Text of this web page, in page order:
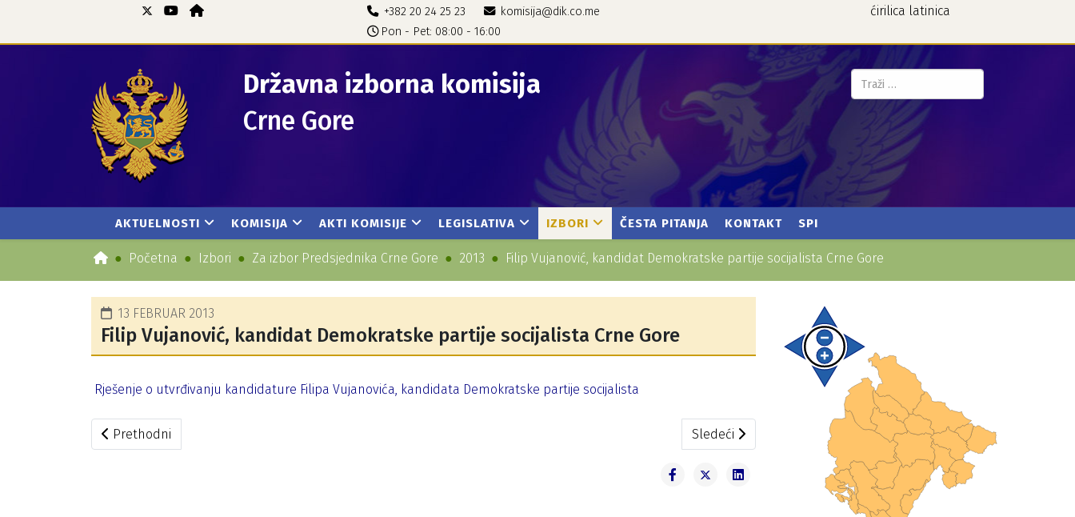
+382 20 24 25 23
komisija@dik.co.me
Pon - Pet: 08:00 - 16:00
ćirilica latinica
Državna izborna komisija
Crne Gore
Pretraga...
AKTUELNOSTI KOMISIJA AKTI KOMISIJE LEGISLATIVA IZBORI ČESTA PITANJA KONTAKT SPI
Početna Izbori Za izbor Predsjednika Crne Gore 2013 Filip Vujanović, kandidat Demokratske partije socijalista Crne Gore
13 FEBRUAR 2013
Filip Vujanović, kandidat Demokratske partije socijalista Crne Gore
Rješenje o utvrđivanju kandidature Filipa Vujanovića, kandidata Demokratske partije socijalista
Prethodni članak: Miodrag Lekić, kandidat grupe građana
Prethodni Sledeći članak: Odluka o shodnoj primjeni prava
Sledeći